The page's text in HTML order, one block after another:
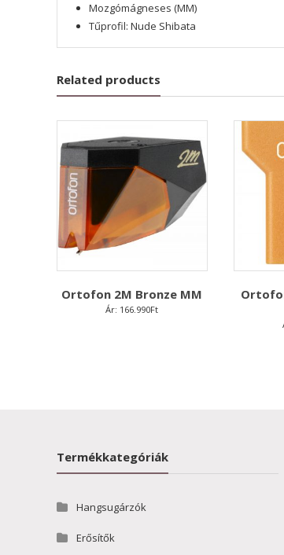
Mozgómágneses (MM)
Tűprofil: Nude Shibata
Related products
Ortofon 2M Bronze MM
Ár: 166.990Ft
Termékkategóriák
Hangsugárzók
Erősítők